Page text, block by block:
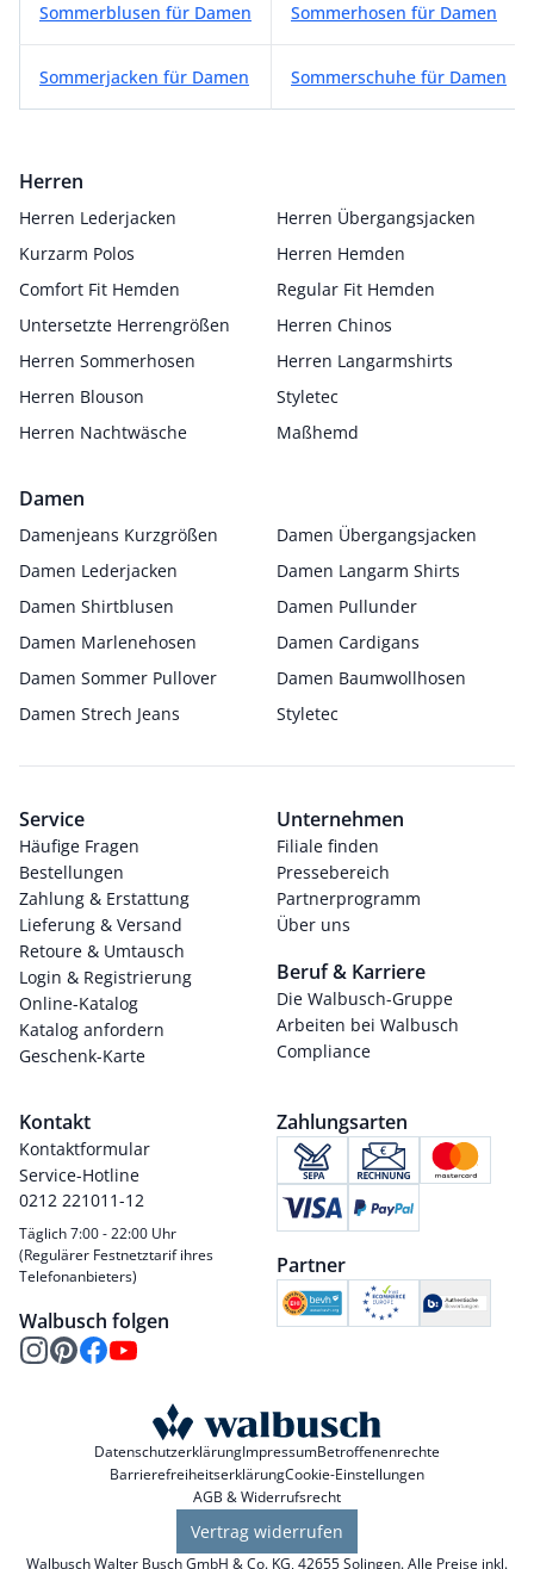
Sommerblusen für Damen Sommerhosen für Damen
Sommerjacken für Damen Sommerschuhe für Damen
Herren
Herren Lederjacken
Herren Übergangsjacken
Kurzarm Polos
Herren Hemden
Comfort Fit Hemden
Regular Fit Hemden
Untersetzte Herrengrößen
Herren Chinos
Herren Sommerhosen
Herren Langarmshirts
Herren Blouson
Styletec
Herren Nachtwäsche
Maßhemd
Damen
Damenjeans Kurzgrößen
Damen Übergangsjacken
Damen Lederjacken
Damen Langarm Shirts
Damen Shirtblusen
Damen Pullunder
Damen Marlenehosen
Damen Cardigans
Damen Sommer Pullover
Damen Baumwollhosen
Damen Strech Jeans
Styletec
Service
Häufige Fragen
Bestellungen
Zahlung & Erstattung
Lieferung & Versand
Retoure & Umtausch
Login & Registrierung
Online-Katalog
Katalog anfordern
Geschenk-Karte
Unternehmen
Filiale finden
Pressebereich
Partnerprogramm
Über uns
Beruf & Karriere
Die Walbusch-Gruppe
Arbeiten bei Walbusch
Compliance
Kontakt
Kontaktformular
Service-Hotline
0212 221011-12
Täglich 7:00 - 22:00 Uhr
(Regulärer Festnetztarif ihres
Telefonanbieters)
Walbusch folgen
Zahlungsarten
Partner
DatenschutzerklärungImpressumBetroffenenrechte
BarrierefreiheitserklärungCookie-Einstellungen
AGB & Widerrufsrecht
Vertrag widerrufen
Walbusch Walter Busch GmbH & Co. KG, 42655 Solingen. Alle Preise inkl.